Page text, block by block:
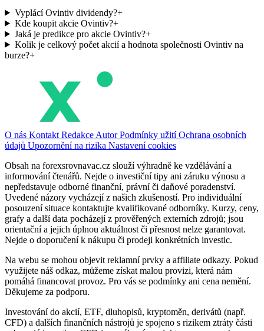
Vyplácí Ovintiv dividendy?+
Kde koupit akcie Ovintiv?+
Jaká je predikce pro akcie Ovintiv?+
Kolik je celkový počet akcií a hodnota společnosti Ovintiv na
burze?+
O nás Kontakt Redakce AutorPodmínky užitíOchrana osobních
údajů Upozornění na rizika Nastavení cookies
Obsah na forexsrovnavac.cz slouží výhradně ke vzdělávání a
informování čtenářů. Nejde o investiční tipy ani záruku výnosu a
nepředstavuje odborné finanční, právní či daňové poradenství.
Uvedené názory vycházejí z našich zkušeností. Pro individuální
posouzení situace kontaktujte kvalifikované odborníky. Kurzy, ceny,
grafy a další data pocházejí z prověřených externích zdrojů; jsou
orientační a jejich úplnou aktuálnost či přesnost nelze garantovat.
Nejde o doporučení k nákupu či prodeji konkrétních investic.
Na webu se mohou objevit reklamní prvky a affiliate odkazy. Pokud
využijete náš odkaz, můžeme získat malou provizi, která nám
pomáhá financovat provoz. Pro vás se podmínky ani cena nemění.
Děkujeme za podporu.
Investování do akcií, ETF, dluhopisů, kryptoměn, derivátů (např.
CFD) a dalších finančních nástrojů je spojeno s rizikem ztráty části